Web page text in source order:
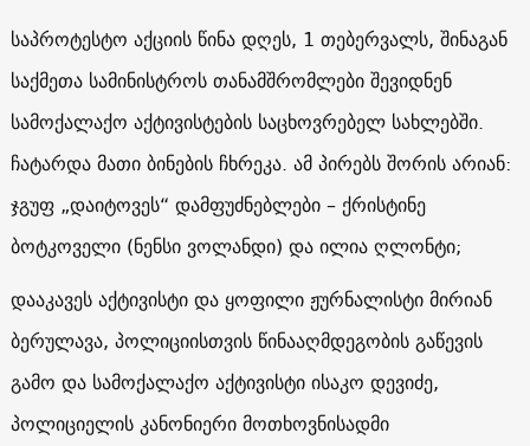
საპროტესტო აქციის წინა დღეს, 1 თებერვალს, შინაგან
საქმეთა სამინისტროს თანამშრომლები შევიდნენ
სამოქალაქო აქტივისტების საცხოვრებელ სახლებში.
ჩატარდა მათი ბინების ჩხრეკა. ამ პირებს შორის არიან:
ჯგუფ „დაიტოვეს“ დამფუძნებლები – ქრისტინე
ბოტკოველი (ნენსი ვოლანდი) და ილია ღლონტი;
დააკავეს აქტივისტი და ყოფილი ჟურნალისტი მირიან
ბერულავა, პოლიციისთვის წინააღმდეგობის გაწევის
გამო და სამოქალაქო აქტივისტი ისაკო დევიძე,
პოლიციელის კანონიერი მოთხოვნისადმი